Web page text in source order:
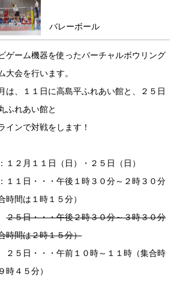
バレーボール
ゲーム機器を使ったバーチャルボウリング
大会を行います。
は、１１日に高島平ふれあい館と、２５日
ふれあい館と
インで対戦をします！
１２月１１日（日）・２５日（日）
１１日・・・午後１時３０分～２時３０分
時間は１時１５分）
２５日・・・午後２時３０分～３時３０分
時間は２時１５分）
日・・・午前１０時～１１時（集合時
時４５分）